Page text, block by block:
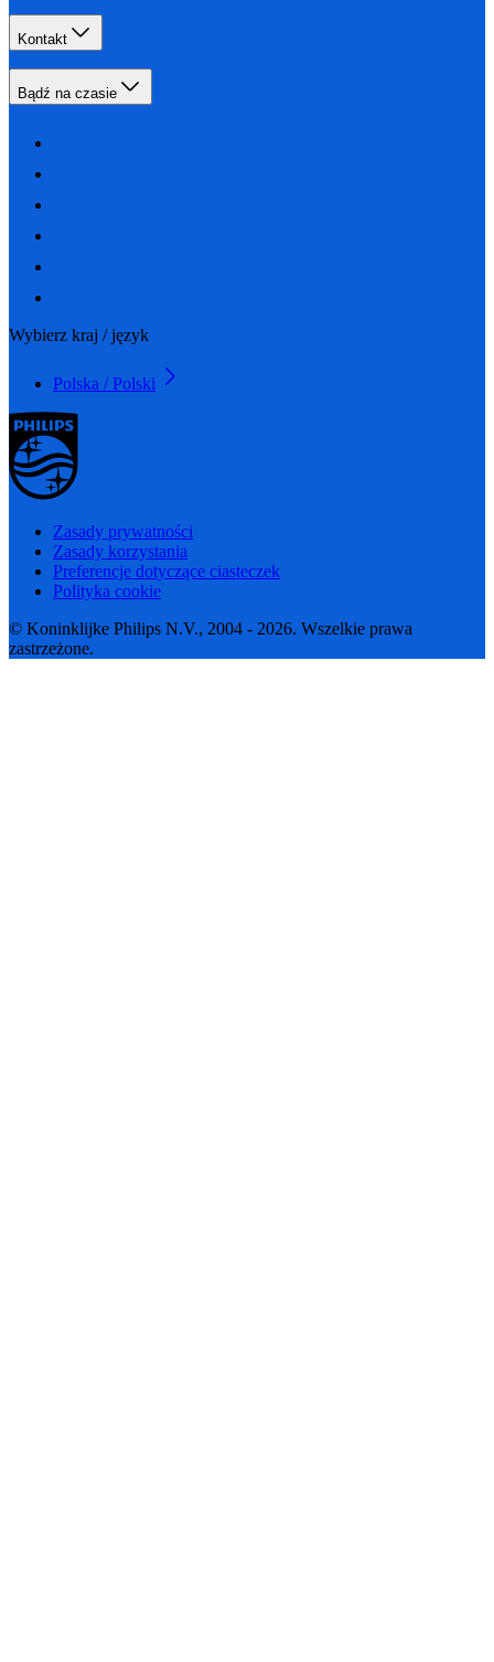
Kontakt
Bądź na czasie
Wybierz kraj / język
Polska / Polski
Zasady prywatności
Zasady korzystania
Preferencje dotyczące ciasteczek
Polityka cookie
© Koninklijke Philips N.V., 2004 - 2026. Wszelkie prawa
zastrzeżone.